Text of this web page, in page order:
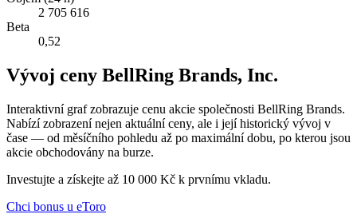
2 705 616
Beta
0,52
Vývoj ceny BellRing Brands, Inc.
Interaktivní graf zobrazuje cenu akcie společnosti BellRing Brands.
Nabízí zobrazení nejen aktuální ceny, ale i její historický vývoj v
čase — od měsíčního pohledu až po maximální dobu, po kterou jsou
akcie obchodovány na burze.
Investujte a získejte až 10 000 Kč k prvnímu vkladu.
Chci bonus u eToro